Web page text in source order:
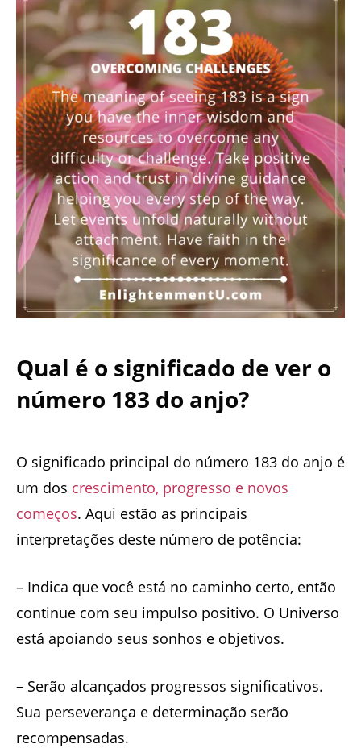
Qual é o significado de ver o
número 183 do anjo?
O significado principal do número 183 do anjo é
um dos crescimento, progresso e novos
começos. Aqui estão as principais
interpretações deste número de potência:
– Indica que você está no caminho certo, então
continue com seu impulso positivo. O Universo
está apoiando seus sonhos e objetivos.
– Serão alcançados progressos significativos.
Sua perseverança e determinação serão
recompensadas.